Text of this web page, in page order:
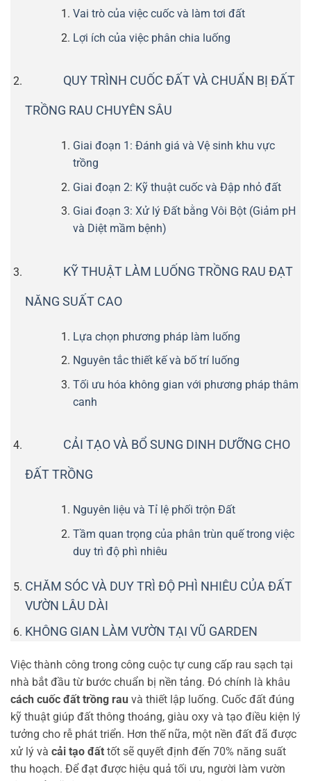
Vai trò của việc cuốc và làm tơi đất
Lợi ích của việc phân chia luống
QUY TRÌNH CUỐC ĐẤT VÀ CHUẨN BỊ ĐẤT
TRỒNG RAU CHUYÊN SÂU
Giai đoạn 1: Đánh giá và Vệ sinh khu vực
trồng
Giai đoạn 2: Kỹ thuật cuốc và Đập nhỏ đất
Giai đoạn 3: Xử lý Đất bằng Vôi Bột (Giảm pH
và Diệt mầm bệnh)
KỸ THUẬT LÀM LUỐNG TRỒNG RAU ĐẠT
NĂNG SUẤT CAO
Lựa chọn phương pháp làm luống
Nguyên tắc thiết kế và bố trí luống
Tối ưu hóa không gian với phương pháp thâm
canh
CẢI TẠO VÀ BỔ SUNG DINH DƯỠNG CHO
ĐẤT TRỒNG
Nguyên liệu và Tỉ lệ phối trộn Đất
Tầm quan trọng của phân trùn quế trong việc
duy trì độ phì nhiêu
CHĂM SÓC VÀ DUY TRÌ ĐỘ PHÌ NHIÊU CỦA ĐẤT
VƯỜN LÂU DÀI
KHÔNG GIAN LÀM VƯỜN TẠI VŨ GARDEN
Việc thành công trong công cuộc tự cung cấp rau sạch tại
nhà bắt đầu từ bước chuẩn bị nền tảng. Đó chính là khâu
cách cuốc đất trồng rau và thiết lập luống. Cuốc đất đúng
kỹ thuật giúp đất thông thoáng, giàu oxy và tạo điều kiện lý
tưởng cho rễ phát triển. Hơn thế nữa, một nền đất đã được
xử lý và cải tạo đất tốt sẽ quyết định đến 70% năng suất
thu hoạch. Để đạt được hiệu quả tối ưu, người làm vườn